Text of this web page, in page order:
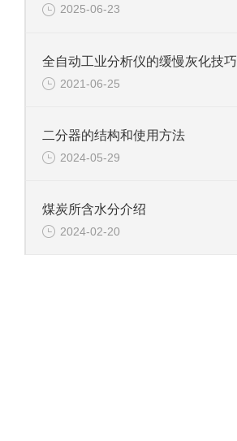
2025-06-23
全自动工业分析仪的缓慢灰化技巧
2021-06-25
二分器的结构和使用方法
2024-05-29
煤炭所含水分介绍
2024-02-20